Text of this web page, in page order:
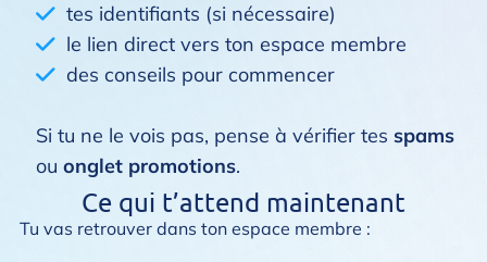
tes identifiants (si nécessaire)
le lien direct vers ton espace membre
des conseils pour commencer
Si tu ne le vois pas, pense à vérifier tes spams
ou onglet promotions.
Ce qui t’attend maintenant
Tu vas retrouver dans ton espace membre :